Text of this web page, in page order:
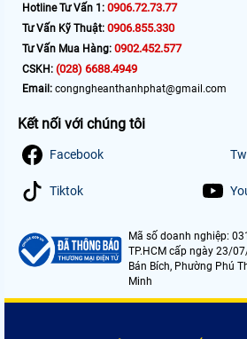
Hotline Tư Vấn 1: 0906.72.73.77
Tư Vấn Kỹ Thuật: 0906.855.330
Tư Vấn Mua Hàng: 0902.452.577
CSKH: (028) 6688.4949
Email: congngheanthanhphat@gmail.com
Kết nối với chúng tôi
Facebook
Tiktok
Mã số doanh nghiệp:
TP.HCM cấp ngày 23/
Bán Bích, Phường Phú
Minh